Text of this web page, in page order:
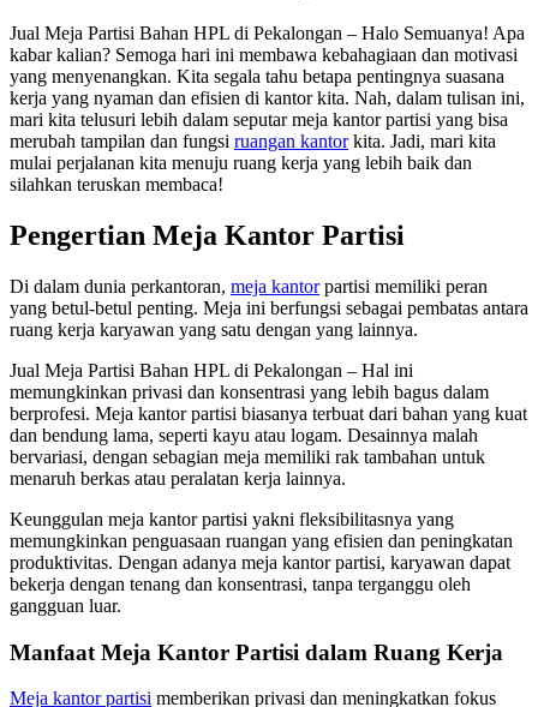
Jual Meja Partisi Bahan HPL di Pekalongan – Halo Semuanya! Apa
kabar kalian? Semoga hari ini membawa kebahagiaan dan motivasi
yang menyenangkan. Kita segala tahu betapa pentingnya suasana
kerja yang nyaman dan efisien di kantor kita. Nah, dalam tulisan ini,
mari kita telusuri lebih dalam seputar meja kantor partisi yang bisa
merubah tampilan dan fungsi ruangan kantorkita. Jadi, mari kita
mulai perjalanan kita menuju ruang kerja yang lebih baik dan
silahkan teruskan membaca!
Pengertian Meja Kantor Partisi
Di dalam dunia perkantoran, meja kantorpartisi memiliki peran
yang betul-betul penting. Meja ini berfungsi sebagai pembatas antara
ruang kerja karyawan yang satu dengan yang lainnya.
Jual Meja Partisi Bahan HPL di Pekalongan – Hal ini
memungkinkan privasi dan konsentrasi yang lebih bagus dalam
berprofesi. Meja kantor partisi biasanya terbuat dari bahan yang kuat
dan bendung lama, seperti kayu atau logam. Desainnya malah
bervariasi, dengan sebagian meja memiliki rak tambahan untuk
menaruh berkas atau peralatan kerja lainnya.
Keunggulan meja kantor partisi yakni fleksibilitasnya yang
memungkinkan penguasaan ruangan yang efisien dan peningkatan
produktivitas. Dengan adanya meja kantor partisi, karyawan dapat
bekerja dengan tenang dan konsentrasi, tanpa terganggu oleh
gangguan luar.
Manfaat Meja Kantor Partisi dalam Ruang Kerja
Meja kantor partisi memberikan privasi dan meningkatkan fokus